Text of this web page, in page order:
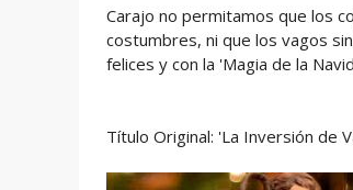
Carajo no permitamos que los
costumbres, ni que los vagos
felices y con la 'Magia de la
Título Original: 'La Inversión de